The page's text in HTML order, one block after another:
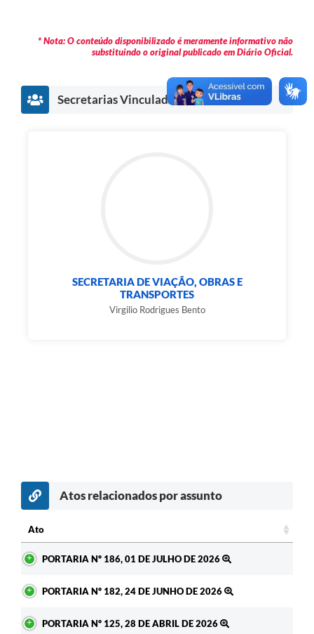
* Nota: O conteúdo disponibilizado é meramente informativo não
substituindo o original publicado em Diário Oficial.
Secretarias Vinculadas
SECRETARIA DE VIAÇÃO, OBRAS E
TRANSPORTES
Virgilio Rodrigues Bento
Atos relacionados por assunto
Ato
PORTARIA Nº 186, 01 DE JULHO DE 2026
PORTARIA Nº 182, 24 DE JUNHO DE 2026
PORTARIA Nº 125, 28 DE ABRIL DE 2026